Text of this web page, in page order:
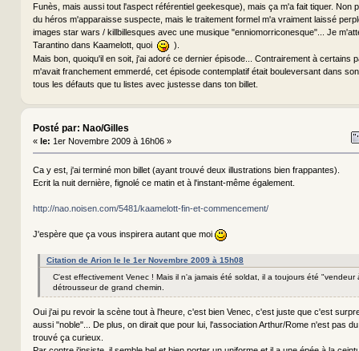
Funès, mais aussi tout l'aspect référentiel geekesque), mais ça m'a fait tiquer. Non
du héros m'apparaisse suspecte, mais le traitement formel m'a vraiment laissé
images star wars / killbillesques avec une musique "enniomorriconesque"... Je
Tarantino dans Kaamelott, quoi
).
Mais bon, quoiqu'il en soit, j'ai adoré ce dernier épisode... Contrairement à certains
m'avait franchement emmerdé, cet épisode contemplatif était bouleversant dans
tous les défauts que tu listes avec justesse dans ton billet.
Posté par: Nao/Gilles
« le: 1er Novembre 2009 à 16h06 »
Ca y est, j'ai terminé mon billet (ayant trouvé deux illustrations bien frappantes).
Ecrit la nuit dernière, fignolé ce matin et à l'instant-même également.
http://nao.noisen.com/5481/kaamelott-fin-et-commencement/
J'espère que ça vous inspirera autant que moi
Citation de Arion le le 1er Novembre 2009 à 15h08
C'est effectivement Venec ! Mais il n'a jamais été soldat, il a toujours été "vendeur
détrousseur de grand chemin.
Oui j'ai pu revoir la scène tout à l'heure, c'est bien Venec, c'est juste que c'est
aussi "noble"... De plus, on dirait que pour lui, l'association Arthur/Rome n'est pas
trouvé ça curieux.